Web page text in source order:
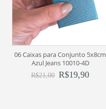
06 Caixas para Conjunto 5x8cm
Azul Jeans 10010-4D
R$21,00 R$19,90